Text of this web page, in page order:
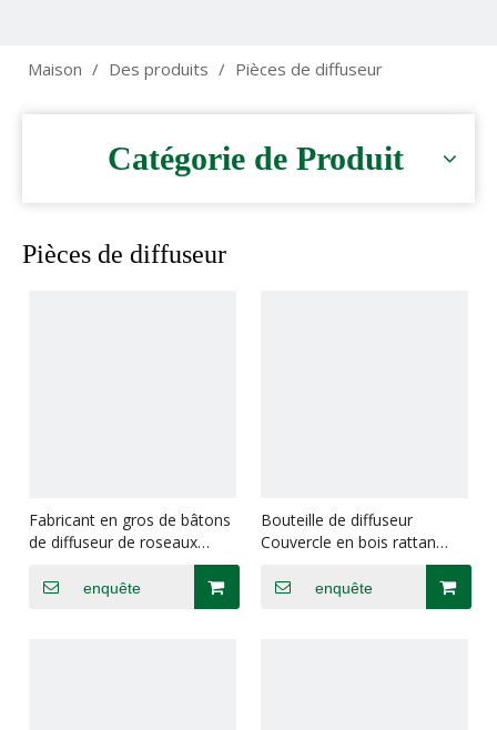
Maison / Des produits / Pièces de diffuseur
Catégorie de Produit
Pièces de diffuseur
Fabricant en gros de bâtons
de diffuseur de roseaux
tissés indonésiens, branches
de rotin de diffuseur de
enquête
Bouteille de diffuseur
Couvercle en bois rattan
ratan parfum aromathérapie
bouteille haut de gamme
enquête